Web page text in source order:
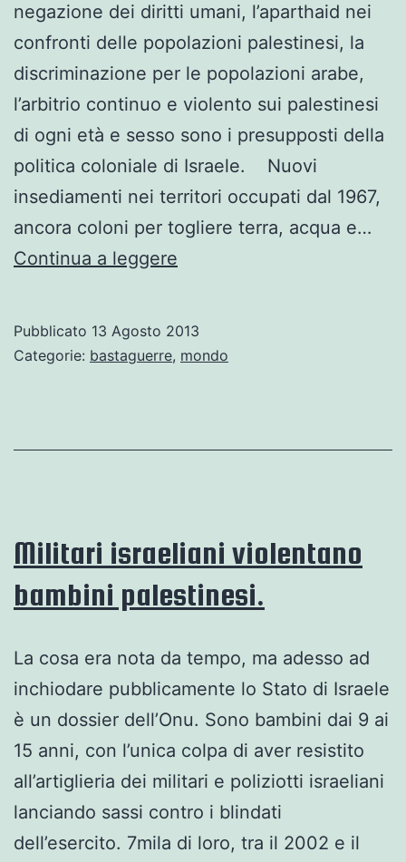
negazione dei diritti umani, l’aparthaid nei
confronti delle popolazioni palestinesi, la
discriminazione per le popolazioni arabe,
l’arbitrio continuo e violento sui palestinesi
di ogni età e sesso sono i presupposti della
politica coloniale di Israele. Nuovi
insediamenti nei territori occupati dal 1967,
ancora coloni per togliere terra, acqua e…
Continua a leggere
Pubblicato 13 Agosto 2013
Categorie: bastaguerre, mondo
Militari israeliani violentano
bambini palestinesi.
La cosa era nota da tempo, ma adesso ad
inchiodare pubblicamente lo Stato di Israele
è un dossier dell’Onu. Sono bambini dai 9 ai
15 anni, con l’unica colpa di aver resistito
all’artiglieria dei militari e poliziotti israeliani
lanciando sassi contro i blindati
dell’esercito. 7mila di loro, tra il 2002 e il